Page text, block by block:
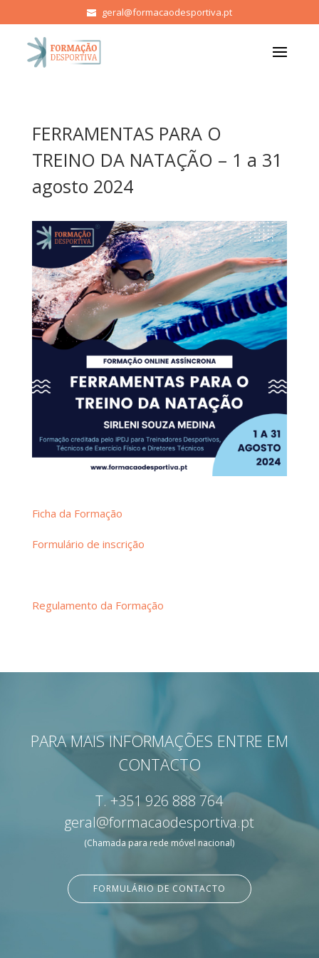
geral@formacaodesportiva.pt
FERRAMENTAS PARA O
TREINO DA NATAÇÃO – 1 a 31
agosto 2024
Ficha da Formação
Formulário de inscrição
Regulamento da Formação
PARA MAIS INFORMAÇÕES ENTRE EM
CONTACTO
T.+351 926 888 764
geral@formacaodesportiva.pt
(Chamada para rede móvel nacional)
FORMULÁRIO DE CONTACTO